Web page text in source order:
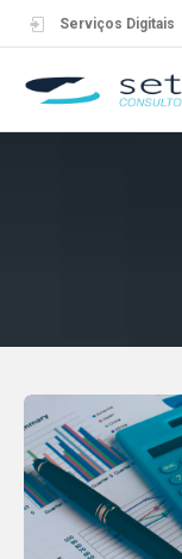
Serviços Digitais